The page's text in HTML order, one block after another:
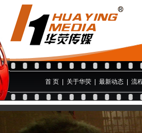
首 页| 关于华荧| 最新动态| 流